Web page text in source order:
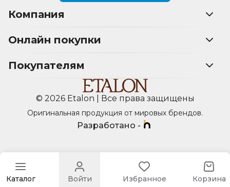
Компания
Онлайн покупки
Покупателям
© 2026 Etalon | Все права защищены
Оригинальная продукция от мировых брендов.
Разработано -
Каталог Войти Избранное Корзина